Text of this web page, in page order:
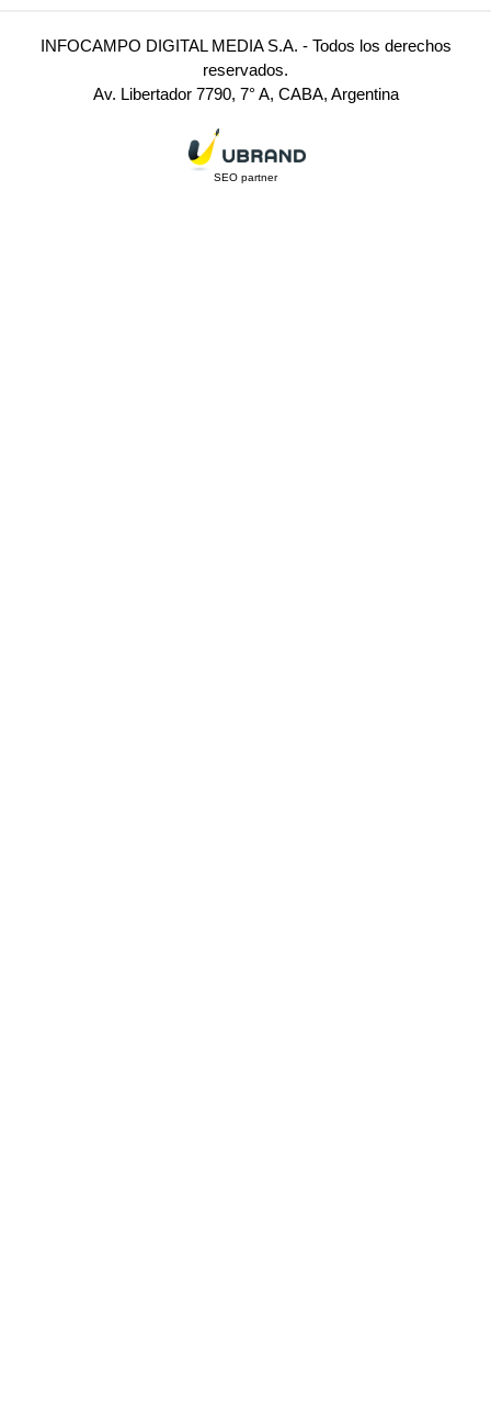
INFOCAMPO DIGITAL MEDIA S.A. - Todos los derechos
reservados.
Av. Libertador 7790, 7° A, CABA, Argentina
SEO partner